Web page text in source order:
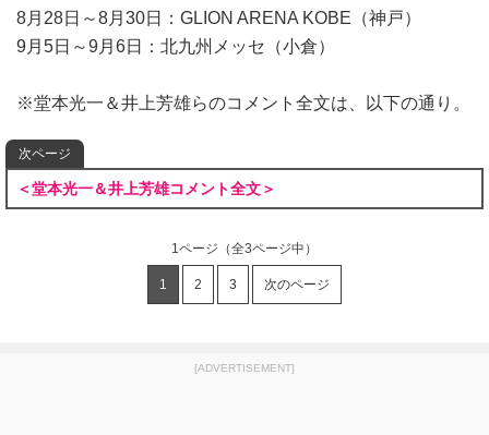
8月28日～8月30日：GLION ARENA KOBE（神戸）
9月5日～9月6日：北九州メッセ（小倉）
※堂本光一＆井上芳雄らのコメント全文は、以下の通り。
次ページ
＜堂本光一＆井上芳雄コメント全文＞
1ページ （全3ページ中）
1 2 3 次のページ
[ADVERTISEMENT]